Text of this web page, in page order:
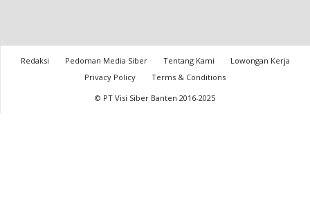
Redaksi Pedoman Media Siber Tentang Kami
Lowongan Kerja
Privacy Policy
Terms & Conditions
© PT Visi Siber Banten 2016-2025